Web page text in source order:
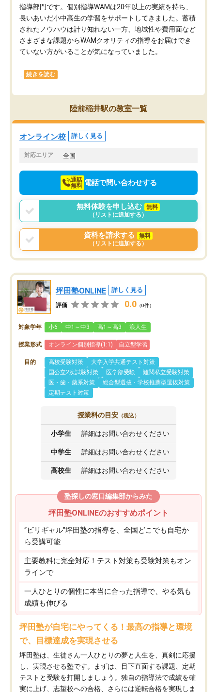
指導部門です。個別指導WAMは20年以上の実績を持ち、
長いあいだ小中高生の学習をサポートしてきました。蓄積
されたノウハウは計り知れない一方、地域性や費用面など
さまざまな課題からWAMクオリティの指導をお届けでき
ていない方がいることが気になっていました。
続きを読む
陸前稲井駅の教室一覧
オンライン校 詳しく見る
対応エリア 全国
通話
無料 電話で問い合わせする
無料体験を申し込む
無料
（リストに追加する）
資料を請求する
無料
（リストに追加する）
坪田塾ONLINE 詳しく見る
評価 0.0 （0件）
対象学年 小6 中1～中3 高1～高3 浪人生
授業形式 オンライン個別指導(1:1) 自立型学習
目的 高校受験対策
大学入学共通テスト対策
国公立2次試験対策
医学部受験
難関私立受験対策
医・歯・薬系対策
総合型選抜・学校推薦型選抜対策
定期テスト対策
授業料の目安 （税込）
小学生 詳細はお問い合わせください
中学生 詳細はお問い合わせください
高校生 詳細はお問い合わせください
塾探しの窓口編集部からみた
坪田塾ONLINEのおすすめポイント
“ビリギャル”坪田塾の指導を、全国どこでも自宅か
ら受講可能
主要教科に完全対応！テスト対策も受験対策もオン
ラインで
一人ひとりの個性に本当に合った指導で、やる気も
成績も伸びる
坪田塾が自宅にやってくる！最高の指導と環境
で、目標達成を実現させる
坪田塾は、生徒さん一人ひとりの夢と人生を、真剣に応援
し、実現させる塾です。まずは、目下直面する課題、定期
テストと受験を打開しましょう。独自の指導法で成績を確
実に上げ、志望校への合格、さらには逆転合格を実現しま